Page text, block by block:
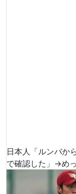
日本人「ルンバか
で確認した」→め